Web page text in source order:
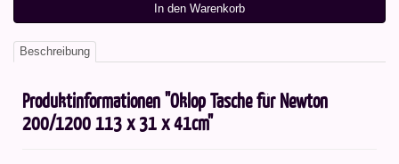
In den Warenkorb
Beschreibung
Produktinformationen "Oklop Tasche für Newton
200/1200 113 x 31 x 41cm"